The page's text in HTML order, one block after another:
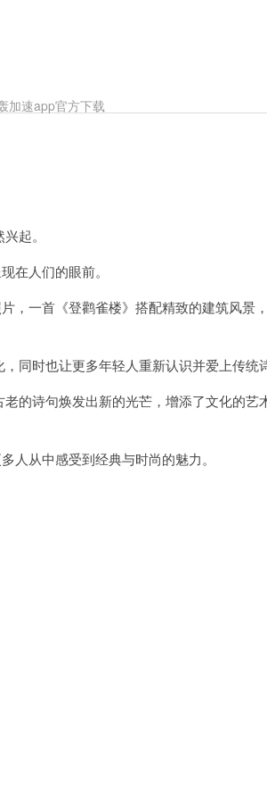
加速app官方下载
起。
人们的眼前。
一首《登鹳雀楼》搭配精致的建筑风景
时也让更多年轻人重新认识并爱上传统诗
诗句焕发出新的光芒，增添了文化的艺
从中感受到经典与时尚的魅力。